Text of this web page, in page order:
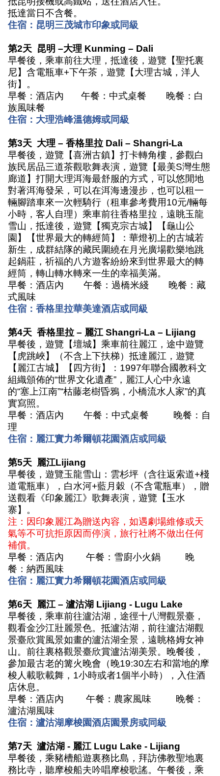
抵達當日不含餐。
住宿：昆明三茂城市印象或同級
第2天 昆明 –大理 Kunming – Dali
早餐後，乘車前往大理，抵達後，遊覽【聖托裏
尼】含電瓶車+下午茶，遊覽【大理古城，洋人
街】。
早餐：酒店內
午餐：中式桌餐
晚餐：白
族風味餐
住宿：大理浩峰溫德姆或同級
第3天 大理 – 香格里拉 Dali – Shangri-La
早餐後，遊覽【喜洲古鎮】打卡轉角樓，參觀白
族民居品三道茶觀歌舞表演，遊覽【最美S灣生態
廊道】打開大理洱海最舒服的方式，可以悠閒地
對著洱海發呆，可以在洱海邊漫步，也可以租一
輛腳踏車來一次輕騎行（租車參考費用10元/輛每
小時，客人自理）乘車前往香格里拉，遠眺玉龍
雪山，抵達後，遊覽【獨克宗古城】【龜山公
園】【世界最大的轉經筒】：華燈初上的古城若
新生，成群結隊的藏民圍繞在月光廣場歡樂地跳
起鍋莊，祈福的八方遊客紛紛來到世界最大的轉
經筒，轉山轉水轉來一生的幸福美滿。
早餐：酒店內
午餐：過橋米綫
晚餐：藏
式風味
住宿：香格里拉華美達酒店或同級
第4天 香格里拉 – 麗江 Shangri-La – Lijiang
早餐後，遊覽【壇城】乘車前往麗江，途中遊覽
【虎跳峽】（不含上下扶梯）抵達麗江，遊覽
【麗江古城】【四方街】： 1997年聯合國教科文
組織頒佈的“世界文化遺產” ，麗江人心中永遠
的“塞上江南”“枯藤老樹昏鴉，小橋流水人家”的真
實寫照。
早餐：酒店內
午餐：中式桌餐
晚餐：自
理
住宿：麗江實力希爾頓花園酒店或同級
第5天 麗江Lijiang
早餐後，遊覽玉龍雪山：雲杉坪（含往返索道+棧
道電瓶車），白水河+藍月穀（不含電瓶車），贈
送觀看《印象麗江》歌舞表演，遊覽【玉水
寨】。
注：因印象麗江為贈送內容，如遇劇場維修或天
氣等不可抗拒原因而停演，旅行社將不做出任何
補償。
早餐：酒店內
午餐：雪廚小火鍋
晚
餐：納西風味
住宿：麗江實力希爾頓花園酒店或同級
第6天 麗江 – 瀘沽湖 Lijiang - Lugu Lake
早餐後，乘車前往瀘沽湖，途徑十八灣觀景臺，
觀看金沙江壯麗景色。抵瀘沽湖，前往瀘沽湖觀
景臺欣賞風景如畫的瀘沽湖全景，遠眺格姆女神
山。前往裏格觀景臺欣賞瀘沽湖美景。晚餐後，
參加最古老的篝火晚會（晚19:30左右和當地的摩
梭人載歌載舞， 1小時或者1個半小時），入住酒
店休息。
早餐：酒店內
午餐：農家風味
晚餐：
瀘沽湖風味
住宿：瀘沽湖摩梭園酒店園景房或同級
第7天 瀘沽湖 - 麗江 Lugu Lake - Lijiang
早餐後，乘豬槽船遊裏務比島，拜訪佛教聖地裏
務比寺，聽摩梭船夫吟唱摩梭歌謠。午餐後，乘